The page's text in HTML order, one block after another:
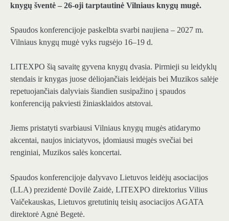
knygų šventė – 26-oji tarptautinė Vilniaus knygų mugė.
Spaudos konferencijoje paskelbta svarbi naujiena – 2027 m.
Vilniaus knygų mugė vyks rugsėjo 16–19 d.
LITEXPO šią savaitę gyvena knygų dvasia. Pirmieji su leidyklų
stendais ir knygas juose dėliojančiais leidėjais bei Muzikos salėje
repetuojančiais dalyviais šiandien susipažino į spaudos
konferenciją pakviesti žiniasklaidos atstovai.
Jiems pristatyti svarbiausi Vilniaus knygų mugės atidarymo
akcentai, naujos iniciatyvos, įdomiausi mugės svečiai bei
renginiai, Muzikos salės koncertai.
Spaudos konferencijoje dalyvavo Lietuvos leidėjų asociacijos
(LLA) prezidentė Dovilė Zaidė, LITEXPO direktorius Vilius
Vaičekauskas, Lietuvos gretutinių teisių asociacijos AGATA
direktorė Agnė Begetė.